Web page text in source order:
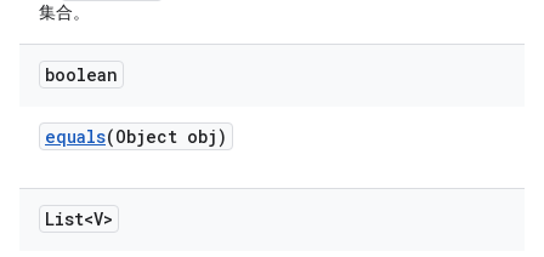
集合。
boolean
equals(Object obj)
List<V>